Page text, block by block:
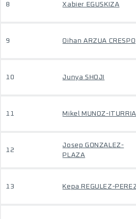
8 Xabier EGUSKIZA
9 Oihan ARZUA CRESPO
10 Junya SHOJI
11 Mikel MUNOZ-ITURRIA
12
Josep GONZALEZ-
PLAZA
13 Kepa REGULEZ-